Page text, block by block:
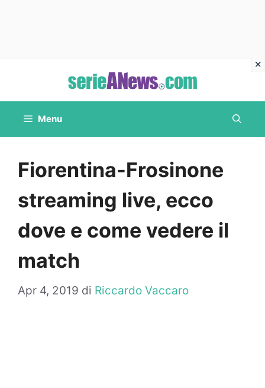
contenuto
Menu
Fiorentina-Frosinone
streaming live, ecco
dove e come vedere il
match
Apr 4, 2019 di Riccardo Vaccaro